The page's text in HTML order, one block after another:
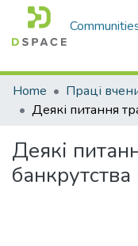
Home
Праці
Деякі
банкрутства